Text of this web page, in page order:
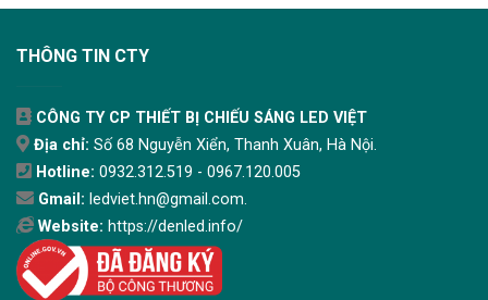
THÔNG TIN CTY
CÔNG TY CP THIẾT BỊ CHIẾU SÁNG LED VIỆT
Địa chỉ: Số 68 Nguyễn Xiển, Thanh Xuân, Hà Nội.
Hotline: 0932.312.519 - 0967.120.005
Gmail: ledviet.hn@gmail.com.
Website: https://denled.info/